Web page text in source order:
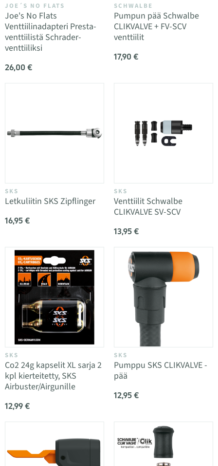
JOE´S NO FLATS
Joe's No Flats
Venttiilinadapteri Presta-
venttiilistä Schrader-
venttiiliksi
26,00 €
SCHWALBE
Pumpun pää Schwalbe
CLIKVALVE + FV-SCV
venttiilit
17,90 €
SKS
Letkuliitin SKS Zipflinger
16,95 €
SKS
Venttiilit Schwalbe
CLIKVALVE SV-SCV
13,95 €
SKS
Co2 24g kapselit XL sarja 2
kpl kierteitetty, SKS
Airbuster/Airgunille
12,99 €
SKS
Pumppu SKS CLIKVALVE -
pää
12,95 €